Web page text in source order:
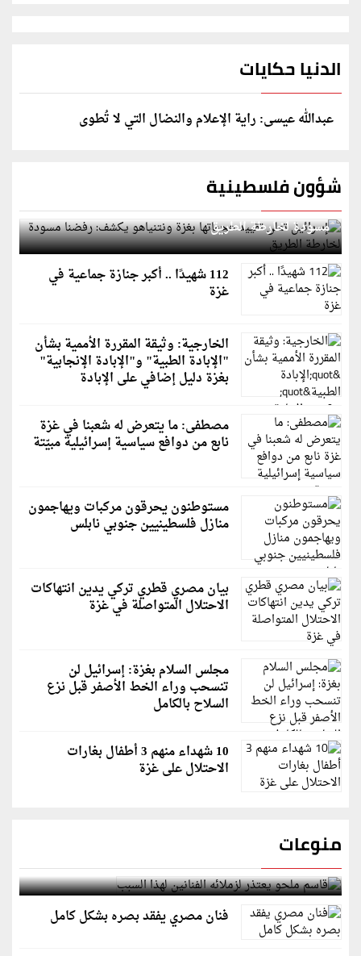
الدنيا حكايات
عبدالله عيسى: راية الإعلام والنضال التي لا تُطوى
شؤون فلسطينية
إسرائيل تعلن تقييد هجماتها بغزة ونتنياهو يكشف: رفضنا
مسودة لخارطة الطريق
112 شهيدًا .. أكبر جنازة جماعية في
غزة
الخارجية: وثيقة المقررة الأممية بشأن
"الإبادة الطبية" و"الإبادة الإنجابية"
بغزة دليل إضافي على الإبادة
مصطفى: ما يتعرض له شعبنا في غزة
نابع من دوافع سياسية إسرائيلية مبيّتة
مستوطنون يحرقون مركبات ويهاجمون
منازل فلسطينيين جنوبي نابلس
بيان مصري قطري تركي يدين انتهاكات
الاحتلال المتواصلة في غزة
مجلس السلام بغزة: إسرائيل لن
تنسحب وراء الخط الأصفر قبل نزع
السلاح بالكامل
10 شهداء منهم 3 أطفال بغارات
الاحتلال على غزة
منوعات
قاسم ملحو يعتذر لزملائه الفنانين لهذا السبب
فنان مصري يفقد بصره بشكل كامل